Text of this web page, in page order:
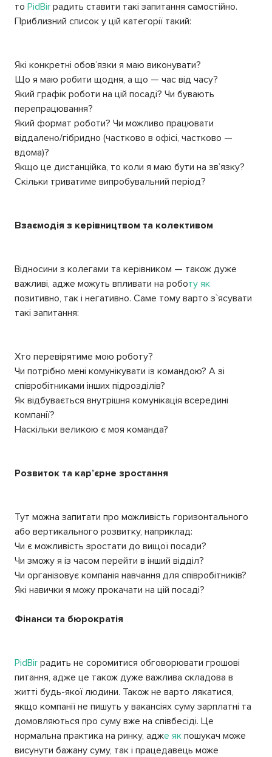
то PidBir радить ставити такі запитання самостійно.
Приблизний список у цій категорії такий:
Які конкретні обов’язки я маю виконувати?
Що я маю робити щодня, а що — час від часу?
Який графік роботи на цій посаді? Чи бувають
перепрацювання?
Який формат роботи? Чи можливо працювати
віддалено/гібридно (частково в офісі, частково —
вдома)?
Якщо це дистанційка, то коли я маю бути на зв’язку?
Скільки триватиме випробувальний період?
Взаємодія з керівництвом та колективом
Відносини з колегами та керівником — також дуже
важливі, адже можуть впливати на роботу як
позитивно, так і негативно. Саме тому варто з`ясувати
такі запитання:
Хто перевірятиме мою роботу?
Чи потрібно мені комунікувати із командою? А зі
співробітниками інших підрозділів?
Як відбувається внутрішня комунікація всередині
компанії?
Наскільки великою є моя команда?
Розвиток та кар’єрне зростання
Тут можна запитати про можливість горизонтального
або вертикального розвитку, наприклад:
Чи є можливість зростати до вищої посади?
Чи зможу я із часом перейти в інший відділ?
Чи організовує компанія навчання для співробітників?
Які навички я можу прокачати на цій посаді?
Фінанси та бюрократія
PidBir радить не соромитися обговорювати грошові
питання, адже це також дуже важлива складова в
житті будь-якої людини. Також не варто лякатися,
якщо компанії не пишуть у вакансіях суму зарплатні та
домовляються про суму вже на співбесіді. Це
нормальна практика на ринку, адже як пошукач може
висунути бажану суму, так і працедавець може